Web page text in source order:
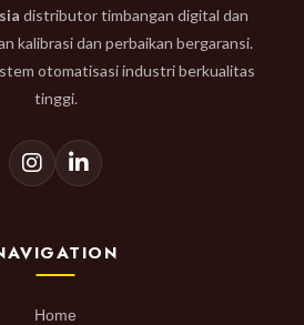
distributor timbangan digital dan
kalibrasi dan perbaikan bergaransi.
otomatisasi industri berkualitas
tinggi.
Home